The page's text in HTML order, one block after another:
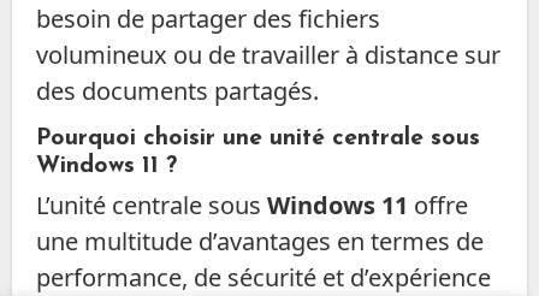
besoin de partager des fichiers
volumineux ou de travailler à distance sur
des documents partagés.
Pourquoi choisir une unité centrale sous
Windows 11 ?
L’unité centrale sous Windows 11 offre
une multitude d’avantages en termes de
performance, de sécurité et d’expérience